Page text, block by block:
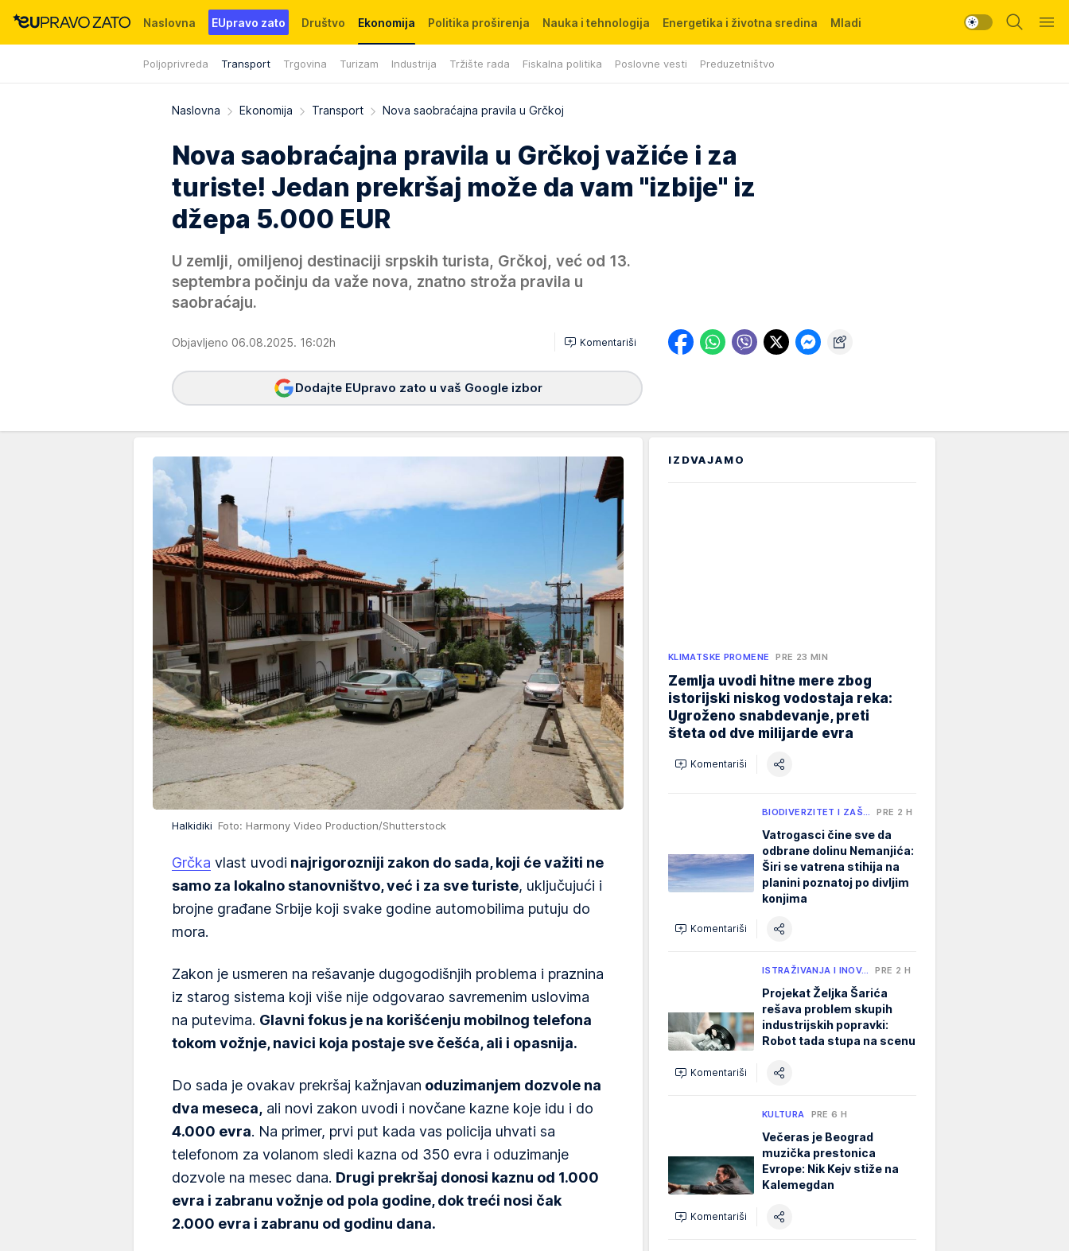
Naslovna EUpravo zato Društvo Ekonomija
Poljoprivreda Transport Trgovina Turizam Industrija Tržište rada Fiskalna politika Poslovne vesti Preduzetništvo
Politika proširenja Nauka i tehnologija Energetika i životna sredina Mladi
Događaji News WMG fondacija
Naslovna Ekonomija Transport Nova saobraćajna pravila u Grčkoj
Nova saobraćajna pravila u Grčkoj važiće i za
turiste! Jedan prekršaj može da vam "izbije" iz
džepa 5.000 EUR
U zemlji, omiljenoj destinaciji srpskih turista, Grčkoj, već od 13.
septembra počinju da važe nova, znatno stroža pravila u
saobraćaju.
Objavljeno 06.08.2025. 16:02h Komentariši
Dodajte EUpravo zato u vaš Google izbor
Halkidiki Foto: Harmony Video Production/Shutterstock
Grčka vlast uvodi najrigorozniji zakon do sada, koji će važiti ne
samo za lokalno stanovništvo, već i za sve turiste, uključujući i
brojne građane Srbije koji svake godine automobilima putuju do
mora.
Zakon je usmeren na rešavanje dugogodišnjih problema i praznina
iz starog sistema koji više nije odgovarao savremenim uslovima
na putevima. Glavni fokus je na korišćenju mobilnog telefona
tokom vožnje, navici koja postaje sve češća, ali i opasnija.
Do sada je ovakav prekršaj kažnjavan oduzimanjem dozvole na
dva meseca, ali novi zakon uvodi i novčane kazne koje idu i do
4.000 evra. Na primer, prvi put kada vas policija uhvati sa
telefonom za volanom sledi kazna od 350 evra i oduzimanje
dozvole na mesec dana. Drugi prekršaj donosi kaznu od 1.000
evra i zabranu vožnje od pola godine, dok treći nosi čak
2.000 evra i zabranu od godinu dana.
IZDVAJAMO
KLIMATSKE PROMENE PRE 23 MIN
Zemlja uvodi hitne mere zbog
istorijski niskog vodostaja reka:
Ugroženo snabdevanje, preti
šteta od dve milijarde evra
Komentariši
BIODIVERZITET I ZAŠ… PRE 2 H
Vatrogasci čine sve da
odbrane dolinu Nemanjića:
Širi se vatrena stihija na
planini poznatoj po divljim
konjima
Komentariši
ISTRAŽIVANJA I INOV… PRE 2 H
Projekat Željka Šarića
rešava problem skupih
industrijskih popravki:
Robot tada stupa na scenu
Komentariši
KULTURA PRE 6 H
Večeras je Beograd
muzička prestonica
Evrope: Nik Kejv stiže na
Kalemegdan
Komentariši